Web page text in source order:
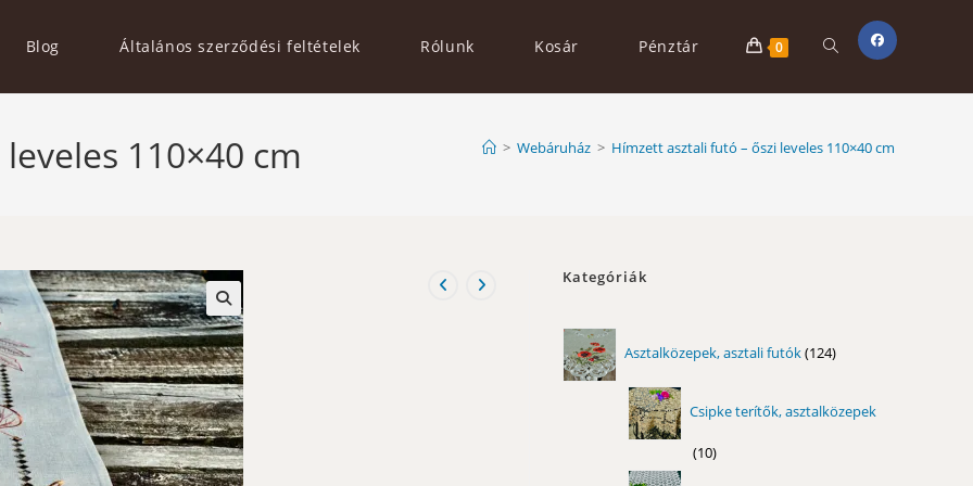
Blog Általános szerződési feltételek Rólunk Kosár Pénztár 0 Toggle
website
110×40 cm > Webáruház > Hímzett asztali futó – őszi leveles 110×40 cm
🔍
Kategóriák
Asztalközepek, asztali futók 124
termék
Csipke terítők, asztalközepek
1010